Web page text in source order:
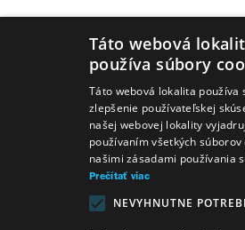
Táto webová
používa súbory
Táto webová lokalita používa
zlepšenie používateľskej
našej webovej lokality
používaním všetkých
našimi zásadami používania
Prečítať viac
NEVYHNUTNE